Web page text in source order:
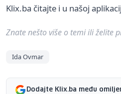
Klix.ba čitajte i u našoj
Znate nešto više o temi ili želite
Ida Ovmar
Dodajte Klix.ba među